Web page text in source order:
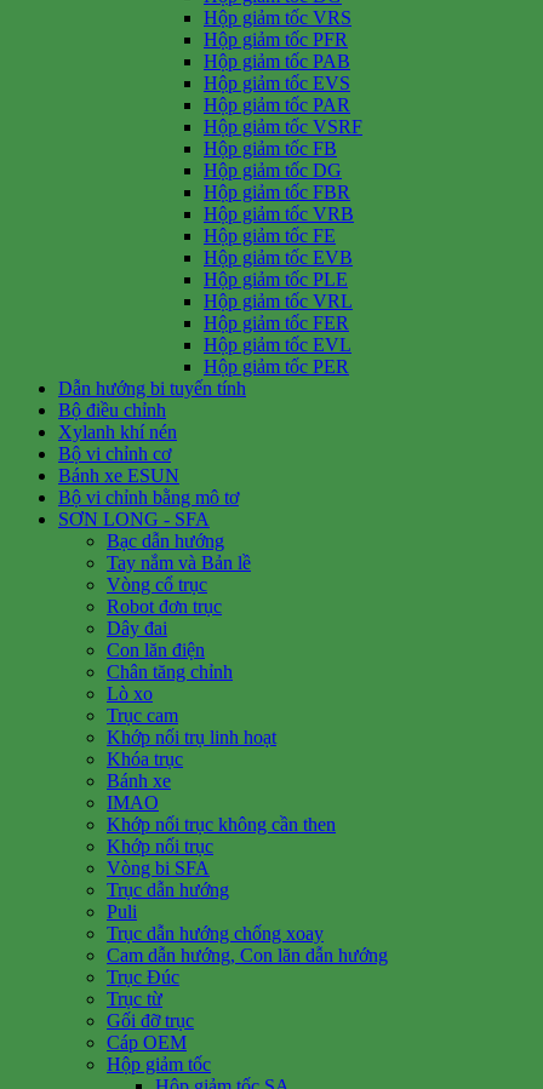
Hộp giảm tốc VRS
Hộp giảm tốc PFR
Hộp giảm tốc PAB
Hộp giảm tốc EVS
Hộp giảm tốc PAR
Hộp giảm tốc VSRF
Hộp giảm tốc FB
Hộp giảm tốc DG
Hộp giảm tốc FBR
Hộp giảm tốc VRB
Hộp giảm tốc FE
Hộp giảm tốc EVB
Hộp giảm tốc PLE
Hộp giảm tốc VRL
Hộp giảm tốc FER
Hộp giảm tốc EVL
Hộp giảm tốc PER
Dẫn hướng bi tuyến tính
Bộ điều chỉnh
Xylanh khí nén
Bộ vi chỉnh cơ
Bánh xe ESUN
Bộ vi chỉnh bằng mô tơ
SƠN LONG - SFA
Bạc dẫn hướng
Tay nắm và Bản lề
Vòng cổ trục
Robot đơn trục
Dây đai
Con lăn điện
Chân tăng chỉnh
Lò xo
Trục cam
Khớp nối trụ linh hoạt
Khóa trục
Bánh xe
IMAO
Khớp nối trục không cần then
Khớp nối trục
Vòng bi SFA
Trục dẫn hướng
Puli
Trục dẫn hướng chống xoay
Cam dẫn hướng, Con lăn dẫn hướng
Trục Đúc
Trục từ
Gối đỡ trục
Cáp OEM
Hộp giảm tốc